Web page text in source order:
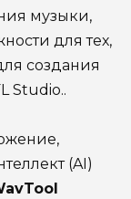
музыки,
для тех,
создания
Studio..
(AI)